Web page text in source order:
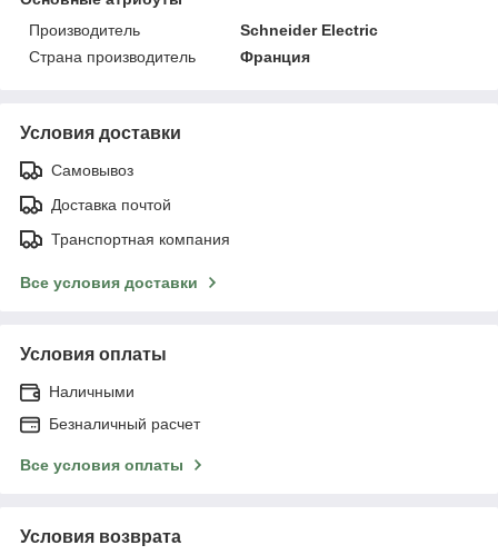
Производитель
Schneider Electric
Страна производитель
Франция
Условия доставки
Самовывоз
Доставка почтой
Транспортная компания
Все условия доставки
Условия оплаты
Наличными
Безналичный расчет
Все условия оплаты
Условия возврата